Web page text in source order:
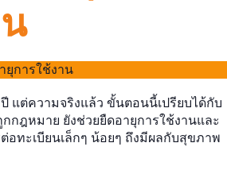
แต่ความจริงแล้ว ขั้นตอนนี้เปรียบได้กับ
กฎหมาย ยังช่วยยืดอายุการใช้งานและ
ทะเบียนเล็กๆ น้อยๆ ถึงมีผลกับสุขภาพ